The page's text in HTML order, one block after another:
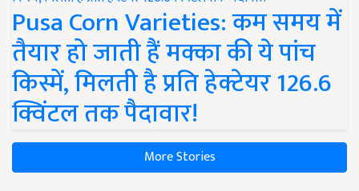
Pusa Corn Varieties: कम समय में
तैयार हो जाती हैं मक्का की ये पांच
किस्में, मिलती है प्रति हेक्टेयर 126.6
क्विंटल तक पैदावार!
More Stories